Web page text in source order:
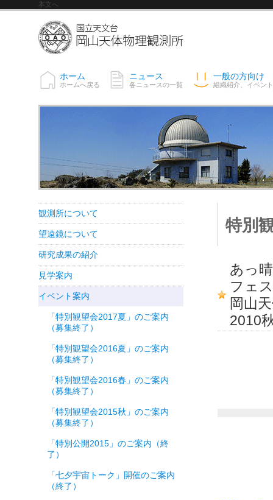
本文へ
ホーム
ホームへ戻る
ニュース
各ニュースの一覧
一般の方向け
組織紹介、イベン
特別
あっ
フェ
岡山
2010
観測所について
望遠鏡について
研究成果の紹介
見学案内
イベント案内
「特別観望会2017夏」のご案内
（募集終了）
「特別観望会2016夏」のご案内
（募集終了）
「特別観望会2016春」のご案内
（募集終了）
「特別観望会2015秋」のご案内
（募集終了）
「特別公開2015」のご案内（終
了）
「七夕宇宙トーク」開催のご案内
（終了）